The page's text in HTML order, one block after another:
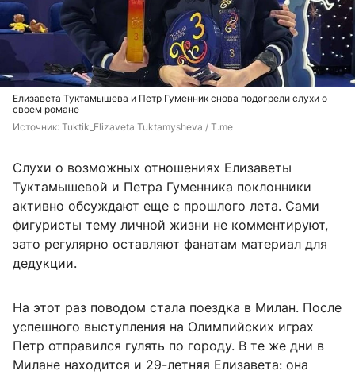
Елизавета Туктамышева и Петр Гуменник снова подогрели слухи о
своем романе
Источник: Tuktik_Elizaveta Tuktamysheva / T.me
Слухи о возможных отношениях Елизаветы
Туктамышевой и Петра Гуменника поклонники
активно обсуждают еще с прошлого лета. Сами
фигуристы тему личной жизни не комментируют,
зато регулярно оставляют фанатам материал для
дедукции.
На этот раз поводом стала поездка в Милан. После
успешного выступления на Олимпийских играх
Петр отправился гулять по городу. В те же дни в
Милане находится и 29-летняя Елизавета: она